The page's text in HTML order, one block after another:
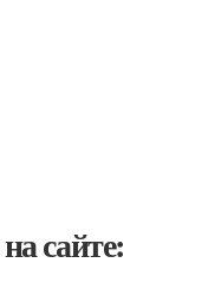
сайте: